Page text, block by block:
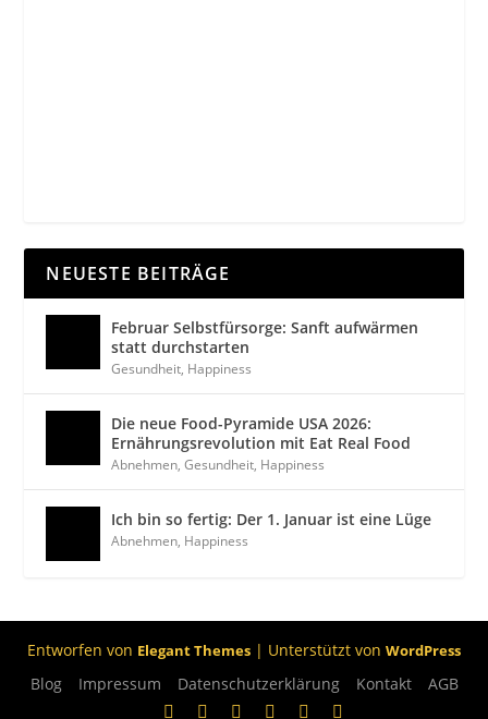
NEUESTE BEITRÄGE
Februar Selbstfürsorge: Sanft aufwärmen
statt durchstarten
Gesundheit, Happiness
Die neue Food-Pyramide USA 2026:
Ernährungsrevolution mit Eat Real Food
Abnehmen,Gesundheit, Happiness
Ich bin so fertig: Der 1. Januar ist eine Lüge
Abnehmen, Happiness
Entworfen von Elegant Themes | Unterstützt von WordPress
Blog Impressum Datenschutzerklärung Kontakt AGB